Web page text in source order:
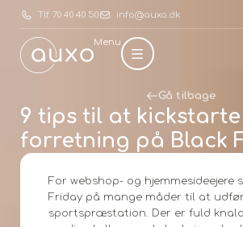
Tlf. 70 40 40 50 info@auxo.dk
Menu
Gå tilbage
9 tips til at
forretning på Black
For webshop- og hjemmesideejere
Friday på mange måder til at
sportspræstation. Der er fuld